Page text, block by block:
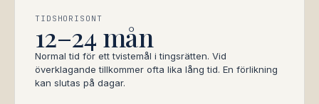
TIDSHORISONT
12–24 mån
Normal tid för ett tvistemål i tingsrätten. Vid
överklagande tillkommer ofta lika lång tid. En förlikning
kan slutas på dagar.